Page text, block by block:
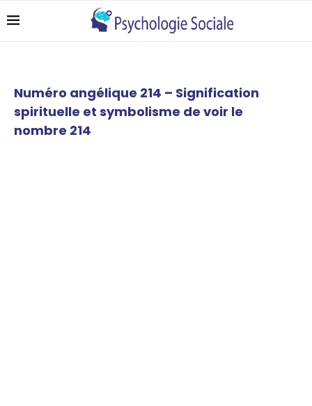
Numéro angélique 214 – Signification
spirituelle et symbolisme de voir le
nombre 214